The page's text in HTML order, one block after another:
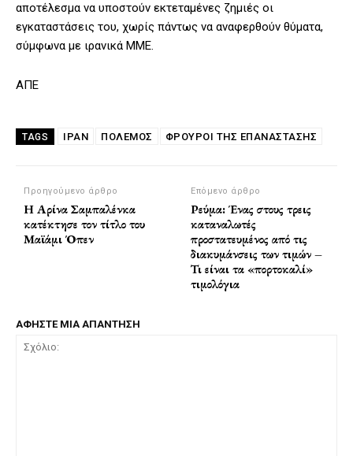
αποτέλεσμα να υποστούν εκτεταμένες ζημιές οι
εγκαταστάσεις του, χωρίς πάντως να αναφερθούν θύματα,
σύμφωνα με ιρανικά ΜΜΕ.
ΑΠΕ
TAGS ΙΡΑΝ ΠΌΛΕΜΟΣ ΦΡΟΥΡΟΙ ΤΗΣ ΕΠΑΝΑΣΤΑΣΗΣ
Προηγούμενο άρθρο
Η Αρίνα Σαμπαλένκα
κατέκτησε τον τίτλο του
Μαϊάμι Όπεν
Επόμενο άρθρο
Ρεύμα: Ένας στους τρεις
καταναλωτές
προστατευμένος από τις
διακυμάνσεις των τιμών –
Τι είναι τα «πορτοκαλί»
τιμολόγια
ΑΦΗΣΤΕ ΜΙΑ ΑΠΑΝΤΗΣΗ